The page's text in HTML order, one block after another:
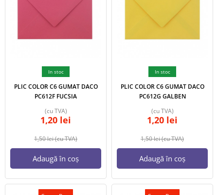
In stoc
PLIC COLOR C6 GUMAT DACO
PC612F FUCSIA
1,50lei(cu TVA)
1,20 lei
(cu TVA)
Adaugă în coș
In stoc
PLIC COLOR C6 GUMAT DACO
PC612G GALBEN
1,50lei(cu TVA)
1,20 lei
(cu TVA)
Adaugă în coș